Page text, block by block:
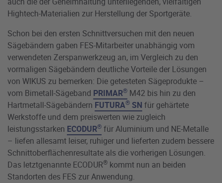
Hightech-Materialien zur Herstellung der Sportgeräte.
Schon bei den ersten Schnittversuchen mit den neuen
Sägebändern gaben FES-Mitarbeiter unabhängig vom
verwendeten Zerspanwerkzeug an, im Vergleich zu den
vormaligen Sägebändern deutliche Vorteile der Lösungen
von WIKUS zu bemerken: Die getesteten Sägeprodukte –
vom Bimetall-Sägeband PRIMAR® M42 bis hin zu den
Hartmetall-Sägebändern FUTURA® SN für gehärtete
Werkstoffe und dem preiswerten wie zugleich
leistungsstarken ECODUR® für Aluminium und NE-Metalle
– liefen allesamt leiser, ruhiger und lieferten zudem bessere
Schnittoberflächenresultate als die vorherigen Lösungen.
Das letztgenannte ECODUR® kommt nun an beiden
Standorten des FES zur Anwendung.